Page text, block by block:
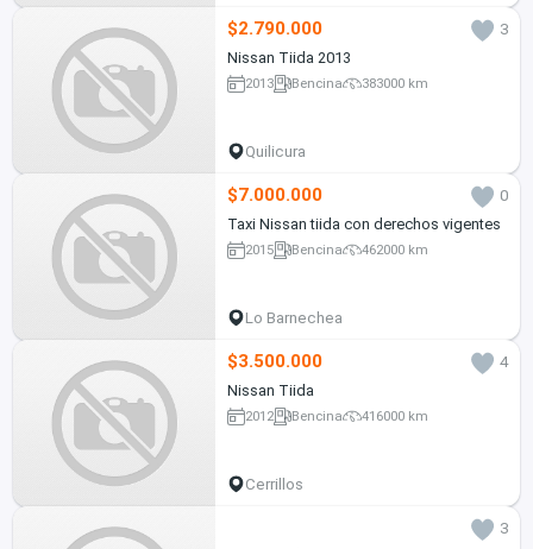
$2.790.000
3
Nissan Tiida 2013
2013 Bencina 383000 km
Quilicura
$7.000.000
0
Taxi Nissan tiida con derechos vigentes
2015 Bencina 462000 km
Lo Barnechea
$3.500.000
4
Nissan Tiida
2012 Bencina 416000 km
Cerrillos
3